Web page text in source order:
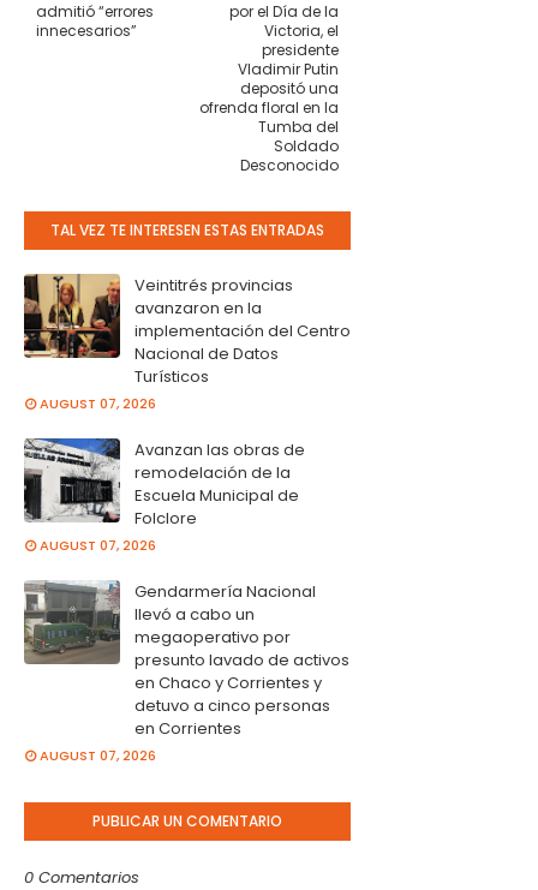
por el Día de la
Victoria, el
presidente
Vladimir Putin
depositó una
ofrenda floral en la
Tumba del
Soldado
Desconocido
admitió “errores
innecesarios”
TAL VEZ TE INTERESEN ESTAS ENTRADAS
Veintitrés provincias
avanzaron en la
implementación del Centro
Nacional de Datos
Turísticos
AUGUST 07, 2026
Avanzan las obras de
remodelación de la
Escuela Municipal de
Folclore
AUGUST 07, 2026
Gendarmería Nacional
llevó a cabo un
megaoperativo por
presunto lavado de activos
en Chaco y Corrientes y
detuvo a cinco personas
en Corrientes
AUGUST 07, 2026
PUBLICAR UN COMENTARIO
0 Comentarios